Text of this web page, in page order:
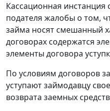
Кассационная инстанция
подателя жалобы о том,
займа носят смешанный
договорах содержатся
элементы договора
По условиям договоров
уступают займодавцу
возврата заемных